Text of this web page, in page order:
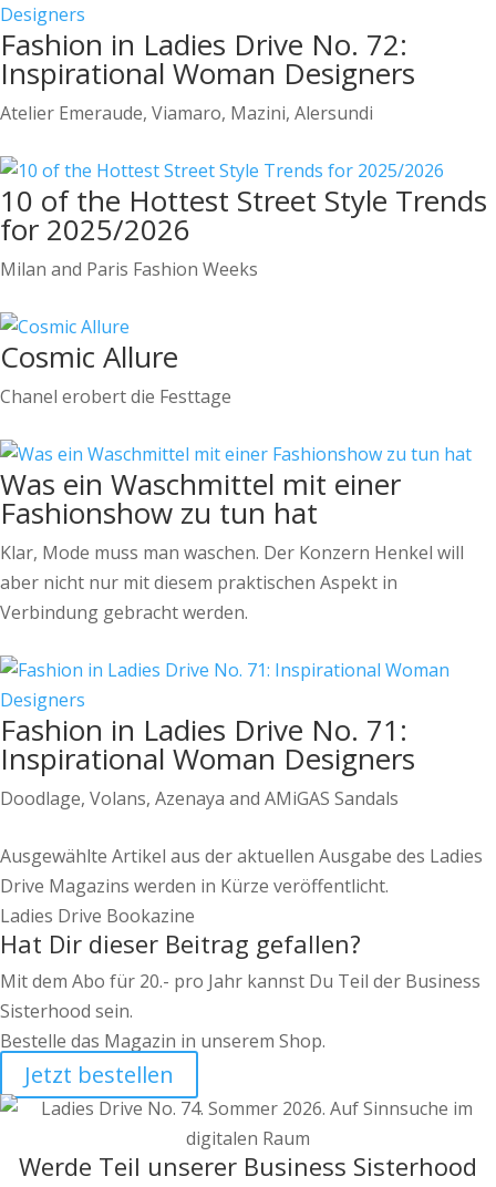
Fashion in Ladies Drive No. 72:
Inspirational Woman Designers
Atelier Emeraude, Viamaro, Mazini, Alersundi
10 of the Hottest Street Style Trends
for 2025/2026
Milan and Paris Fashion Weeks
Cosmic Allure
Chanel erobert die Festtage
Was ein Waschmittel mit einer
Fashionshow zu tun hat
Klar, Mode muss man waschen. Der Konzern Henkel will
aber nicht nur mit diesem praktischen Aspekt in
Verbindung gebracht werden.
Fashion in Ladies Drive No. 71:
Inspirational Woman Designers
Doodlage, Volans, Azenaya and AMiGAS Sandals
Ausgewählte Artikel aus der aktuellen Ausgabe des Ladies
Drive Magazins werden in Kürze veröffentlicht.
Ladies Drive Bookazine
Hat Dir dieser Beitrag gefallen?
Mit dem Abo für 20.- pro Jahr kannst Du Teil der Business
Sisterhood sein.
Bestelle das Magazin in unserem Shop.
Jetzt bestellen
Werde Teil unserer Business Sisterhood